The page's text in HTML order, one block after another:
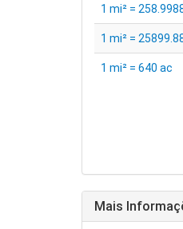
1 mi² =
1 mi² =
1 mi² = 640 ac
Mais